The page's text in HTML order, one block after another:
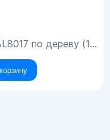
по дереву (100шт)